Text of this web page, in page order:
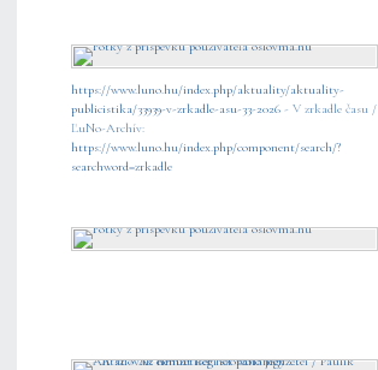
https://www.luno.hu/index.php/aktuality/aktuality-
publicistika/33939-v-zrkadle-asu-33-2026 - V zrkadle času /
ĽuNo-Archív:
https://www.luno.hu/index.php/component/search/?
searchword=zrkadle